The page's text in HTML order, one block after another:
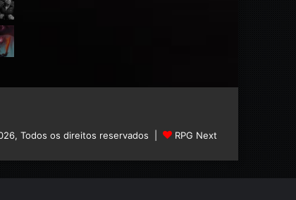
Todos os direitos reservados |
RPG Next